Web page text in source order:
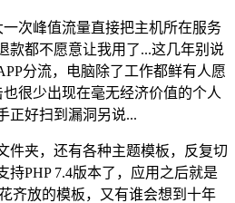
次峰值流量直接把主机所在服务
款都不愿意让我用了...这几年别说
分流，电脑除了工作都鲜有人愿
很少出现在毫无经济价值的个人
正好扫到漏洞另说...
件夹，还有各种主题模板，反复切
持PHP 7.4版本了，应用之后就是
齐放的模板，又有谁会想到十年